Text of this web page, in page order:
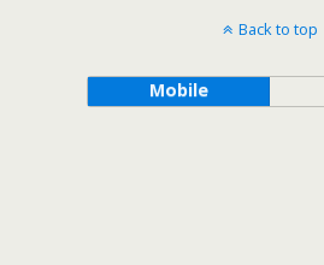
Back to top
Mobile